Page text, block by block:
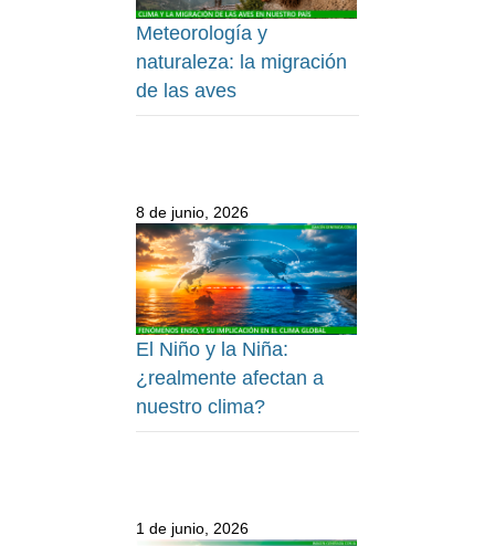
Meteorología y
naturaleza: la migración
de las aves
8 de junio, 2026
El Niño y la Niña:
¿realmente afectan a
nuestro clima?
1 de junio, 2026